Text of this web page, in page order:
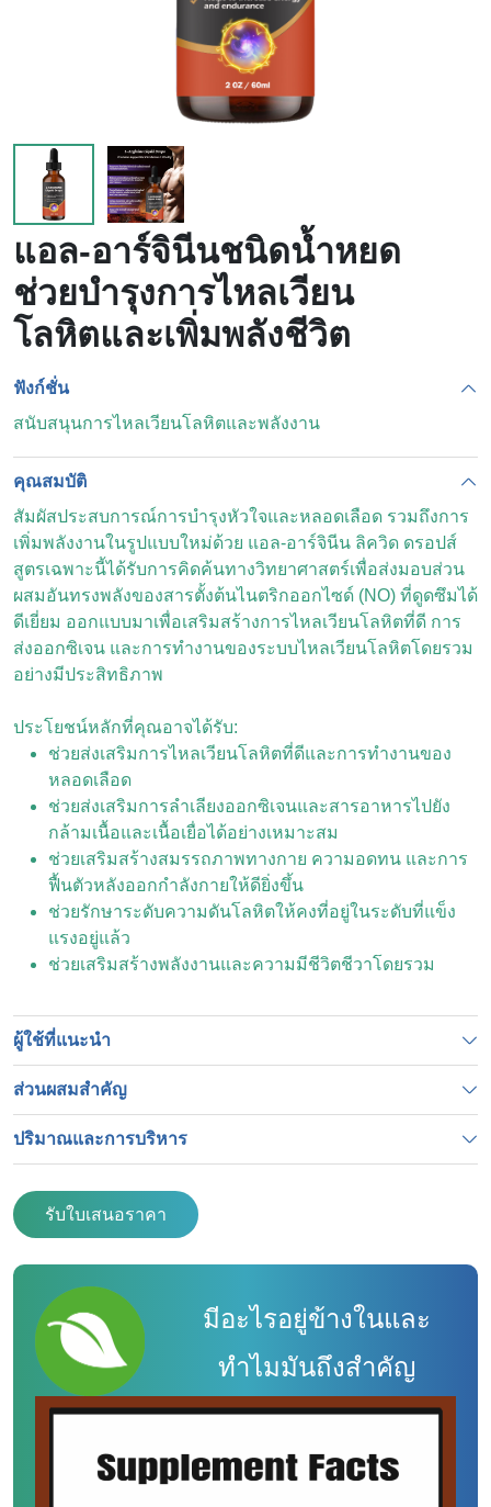
แอล-อาร์จินีนชนิดน้ำหยด
ช่วยบำรุงการไหลเวียน
โลหิตและเพิ่มพลังชีวิต
ฟังก์ชั่น
สนับสนุนการไหลเวียนโลหิตและพลังงาน
คุณสมบัติ
สัมผัสประสบการณ์การบำรุงหัวใจและหลอดเลือด รวมถึงการ
เพิ่มพลังงานในรูปแบบใหม่ด้วย แอล-อาร์จินีน ลิควิด ดรอปส์
สูตรเฉพาะนี้ได้รับการคิดค้นทางวิทยาศาสตร์เพื่อส่งมอบส่วน
ผสมอันทรงพลังของสารตั้งต้นไนตริกออกไซด์ (NO) ที่ดูดซึมได้
ดีเยี่ยม ออกแบบมาเพื่อเสริมสร้างการไหลเวียนโลหิตที่ดี การ
ส่งออกซิเจน และการทำงานของระบบไหลเวียนโลหิตโดยรวม
อย่างมีประสิทธิภาพ
ประโยชน์หลักที่คุณอาจได้รับ:
ช่วยส่งเสริมการไหลเวียนโลหิตที่ดีและการทำงานของ
หลอดเลือด
ช่วยส่งเสริมการลำเลียงออกซิเจนและสารอาหารไปยัง
กล้ามเนื้อและเนื้อเยื่อได้อย่างเหมาะสม
ช่วยเสริมสร้างสมรรถภาพทางกาย ความอดทน และการ
ฟื้นตัวหลังออกกำลังกายให้ดียิ่งขึ้น
ช่วยรักษาระดับความดันโลหิตให้คงที่อยู่ในระดับที่แข็ง
แรงอยู่แล้ว
ช่วยเสริมสร้างพลังงานและความมีชีวิตชีวาโดยรวม
ผู้ใช้ที่แนะนำ
ส่วนผสมสำคัญ
ปริมาณและการบริหาร
รับใบเสนอราคา
มีอะไรอยู่ข้างในและ
ทำไมมันถึงสำคัญ